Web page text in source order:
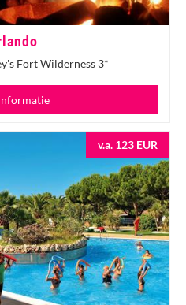
Fort Wilderness 3*
v.a. 123 EUR